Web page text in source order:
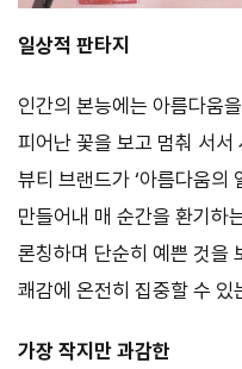
일상적 판타지
인간의 본능에는 아름다움
피어난 꽃을 보고 멈춰 서서
뷰티 브랜드가 ‘아름다움의
만들어내 매 순간을 환기하
론칭하며 단순히 예쁜 것을
쾌감에 온전히 집중할 수
가장 작지만 과감한